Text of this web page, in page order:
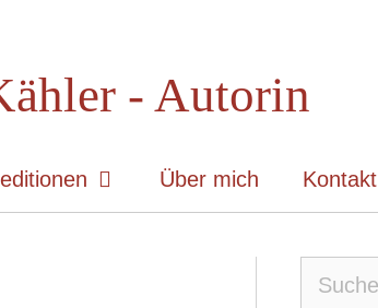
- Autorin
Über mich Kontakt
nach: